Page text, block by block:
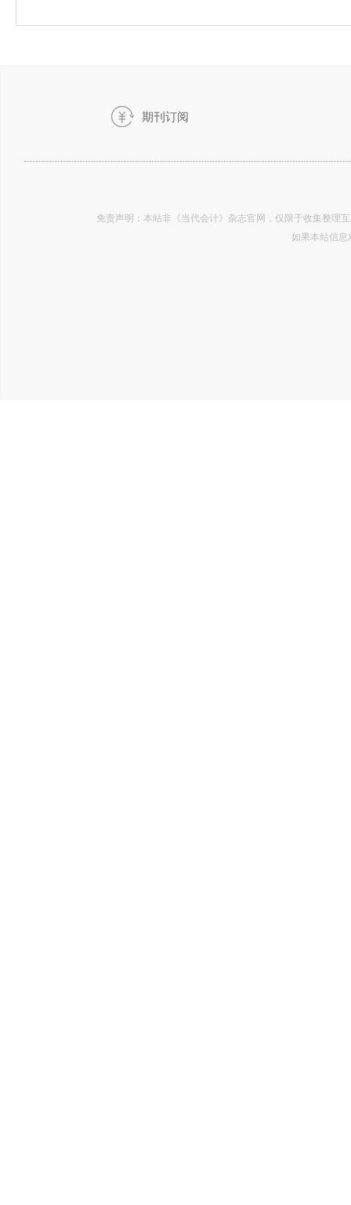
期刊订阅
免责声明：本站非《当代会计》杂志官网，仅限于收集整理
如果本站信息